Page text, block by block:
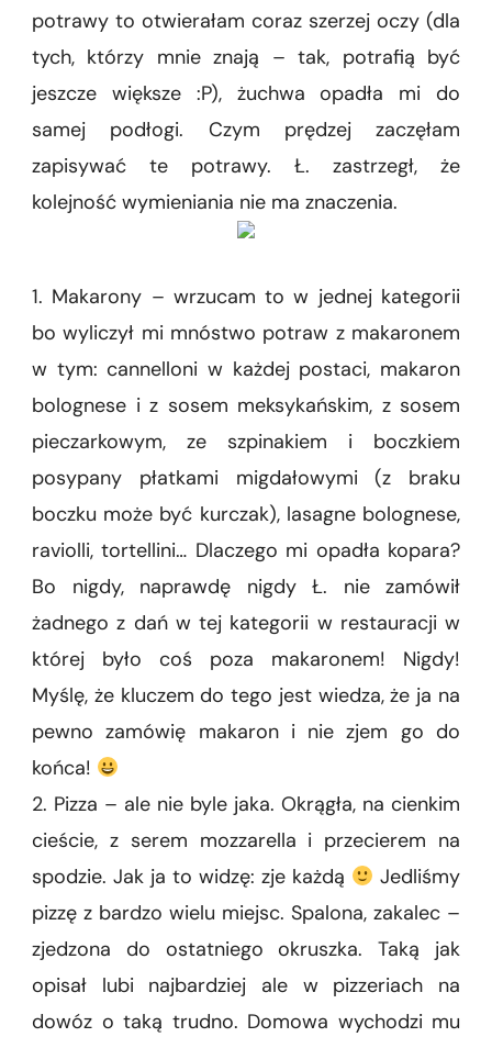
potrawy to otwierałam coraz szerzej oczy (dla
tych, którzy mnie znają – tak, potrafią być
jeszcze większe :P), żuchwa opadła mi do
samej podłogi. Czym prędzej zaczęłam
zapisywać te potrawy. Ł. zastrzegł, że
kolejność wymieniania nie ma znaczenia.
1. Makarony – wrzucam to w jednej kategorii
bo wyliczył mi mnóstwo potraw z makaronem
w tym: cannelloni w każdej postaci, makaron
bolognese i z sosem meksykańskim, z sosem
pieczarkowym, ze szpinakiem i boczkiem
posypany płatkami migdałowymi (z braku
boczku może być kurczak), lasagne bolognese,
raviolli, tortellini… Dlaczego mi opadła kopara?
Bo nigdy, naprawdę nigdy Ł. nie zamówił
żadnego z dań w tej kategorii w restauracji w
której było coś poza makaronem! Nigdy!
Myślę, że kluczem do tego jest wiedza, że ja na
pewno zamówię makaron i nie zjem go do
końca!
2. Pizza – ale nie byle jaka. Okrągła, na cienkim
cieście, z serem mozzarella i przecierem na
spodzie. Jak ja to widzę: zje każdą
Jedliśmy
pizzę z bardzo wielu miejsc. Spalona, zakalec –
zjedzona do ostatniego okruszka. Taką jak
opisał lubi najbardziej ale w pizzeriach na
dowóz o taką trudno. Domowa wychodzi mu